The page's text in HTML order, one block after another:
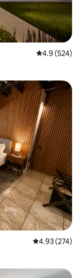
평점 4.9점(5
4.9 (524)
평점 4.93점(5
4.93 (274)